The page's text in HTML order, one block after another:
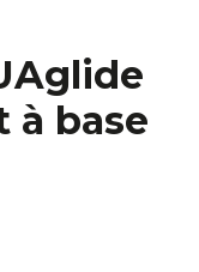
à base